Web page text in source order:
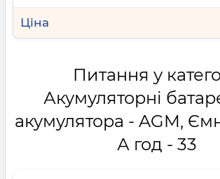
Питання у
Акумуляторні
акумулятора - AGM,
А год - 33